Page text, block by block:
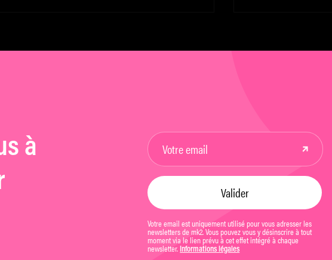
à
Votre email est uniquement utilisé pour vous adresser les
newsletters de mk2. Vous pouvez vous y désinscrire à tout
moment via le lien prévu à cet effet intégré à chaque
newsletter. Informations légales